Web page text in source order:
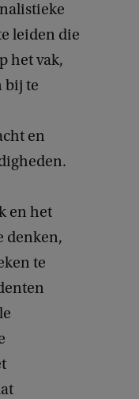
leiden die
het vak,
bij te
en
en het
denken,
te